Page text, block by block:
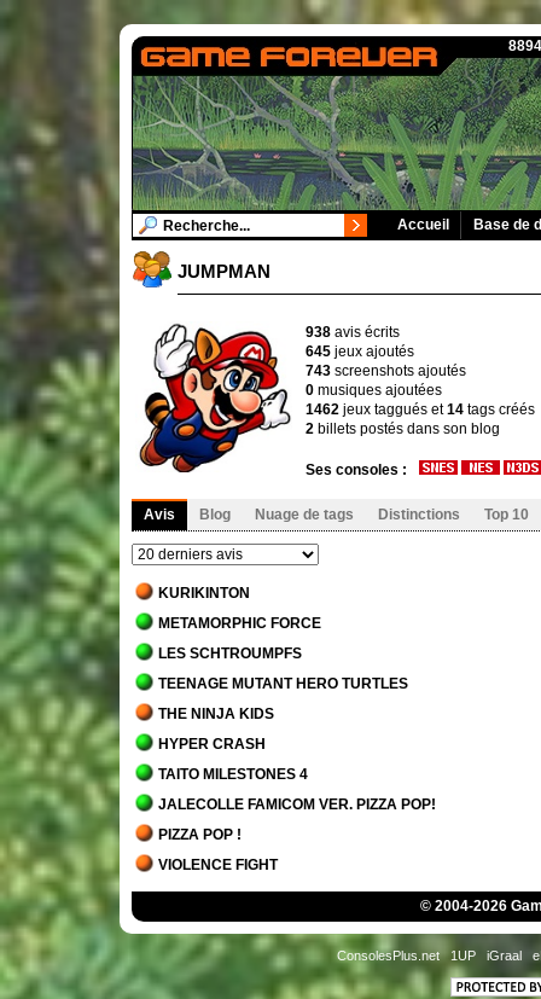
Accueil Base de
JUMPMAN
938 avis écrits
645 jeux ajoutés
743 screenshots ajoutés
0 musiques ajoutées
1462 jeux taggués et14 tags créés
2 billets postés dans son blog
Ses consoles :
Avis Blog Nuage de tags Distinctions Top 10
KURIKINTON
METAMORPHIC FORCE
LES SCHTROUMPFS
TEENAGE MUTANT HERO TURTLES
THE NINJA KIDS
HYPER CRASH
TAITO MILESTONES 4
JALECOLLE FAMICOM VER. PIZZA POP!
PIZZA POP !
VIOLENCE FIGHT
ZOOL
SUPER BACK TO THE FUTURE II
DRAGON'S LAIR
CRIME CITY
© 2004-2026
ConsolesPlus.net 1UP iGraal